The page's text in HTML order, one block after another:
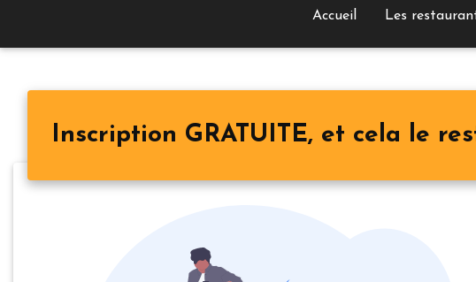
Accueil Les
Inscription GRATUITE, et cela le